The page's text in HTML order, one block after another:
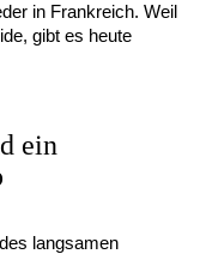
in Frankreich. Weil
gibt es heute
ein
langsamen